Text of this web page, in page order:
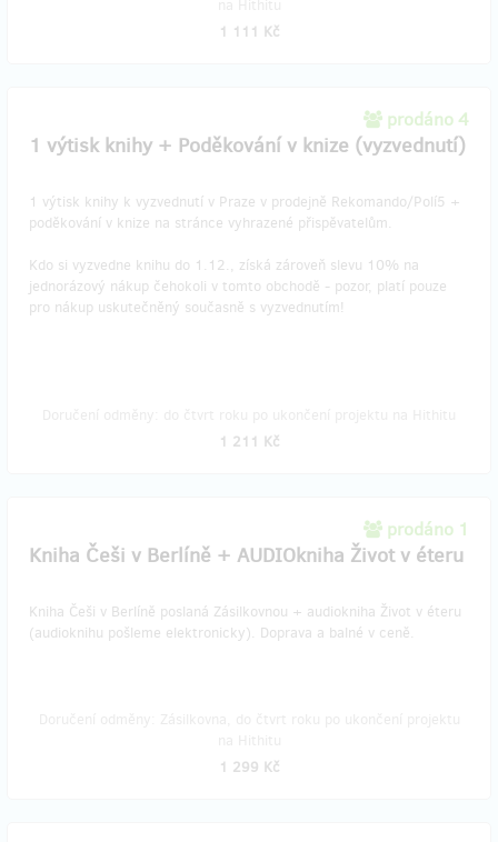
1 111 Kč
prodáno 4
1 výtisk knihy + Poděkování v knize (vyzvednutí)
1 výtisk knihy k vyzvednutí v Praze v prodejně Rekomando/Polí5 +
poděkování v knize na stránce vyhrazené přispěvatelům.
​Kdo si vyzvedne knihu do 1.12., získá zároveň slevu 10% na
jednorázový nákup čehokoli v tomto obchodě - pozor, platí pouze
pro nákup uskutečněný současně s vyzvednutím!
1 211 Kč
prodáno 1
Kniha Češi v Berlíně + AUDIOkniha Život v éteru
Kniha Češi v Berlíně poslaná Zásilkovnou + audiokniha Život v éteru
(audioknihu pošleme elektronicky). Doprava a balné v ceně.
1 299 Kč